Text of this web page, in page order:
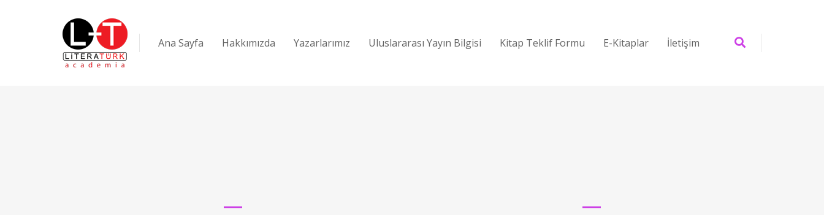
Ana Sayfa Hakkımızda Yazarlarımız Uluslararası Yayın Bilgisi Kitap Teklif Formu E-Kitaplar İletişim